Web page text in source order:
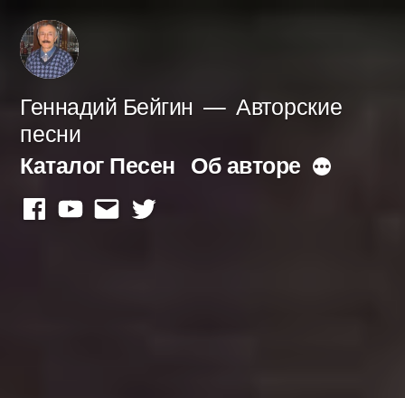
Перейти
содержимому
Геннадий Бейгин
Авторские
песни
Каталог Песен Об авторе Больше
facebook
youtube
mail twitter